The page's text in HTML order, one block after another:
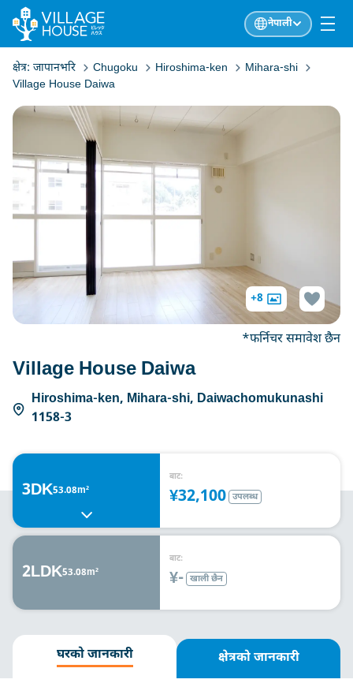
नेपाली
क्षेत्र: जापानभरि Chugoku Hiroshima-ken
Mihara-shi
Village House Daiwa
Village House Daiwa
Hiroshima-ken, Mihara-shi, Daiwachomukunashi
1158-3
+8
*फर्निचर समावेश छैन
3DK53.08m²
बाट:
¥32,100 उपलब्ध
2LDK53.08m²
बाट:
¥- खाली छैन
घरको जानकारी क्षेत्रको जानकारी